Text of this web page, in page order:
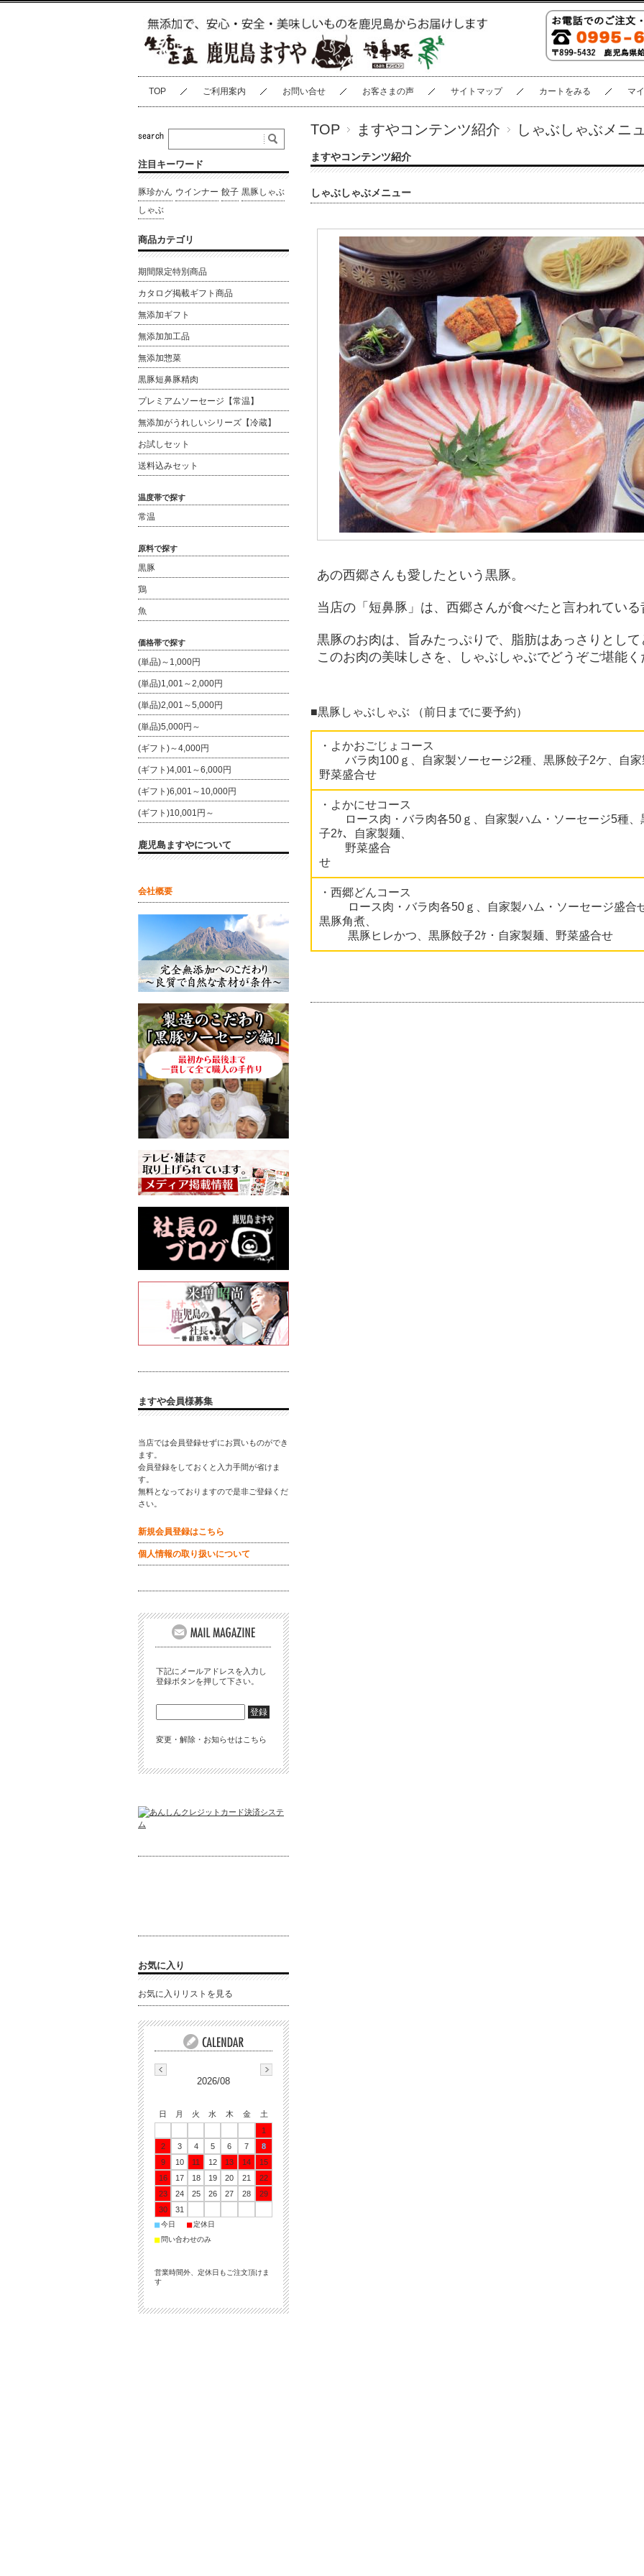
TOP ご利用案内 お問い合せ お客さまの声 サイトマップ カートをみる マ
TOP ますやコンテンツ紹介 しゃぶしゃぶメニ
ますやコンテンツ紹介
しゃぶしゃぶメニュー
あの西郷さんも愛したという黒豚。
当店の「短鼻豚」は、西郷さんが食べたと言われている
黒豚のお肉は、旨みたっぷりで、脂肪はあっさりとして
このお肉の美味しさを、しゃぶしゃぶでどうぞご堪能く
■黒豚しゃぶしゃぶ （前日までに要予約）
・よかおごじょコース
バラ肉100ｇ、自家製ソーセージ2種、黒豚餃子2ケ、自家
野菜盛合せ
・よかにせコース
ロース肉・バラ肉各50ｇ、自家製ハム・ソーセージ5種、
子2ｹ、自家製麺、
野菜盛合
・西郷どんコース
ロース肉・バラ肉各50ｇ、自家製ハム・ソーセージ盛合せ
黒豚角煮、
黒豚ヒレかつ、黒豚餃子2ｹ・自家製麺、野菜盛合せ
注目キーワード
豚珍かん ウインナー 餃子 黒豚しゃぶ
しゃぶ
商品カテゴリ
期間限定特別商品
カタログ掲載ギフト商品
無添加ギフト
無添加加工品
無添加惣菜
黒豚短鼻豚精肉
プレミアムソーセージ【常温】
無添加がうれしいシリーズ【冷蔵】
お試しセット
送料込みセット
温度帯で探す
常温
原料で探す
黒豚
鶏
魚
価格帯で探す
(単品)～1,000円
(単品)1,001～2,000円
(単品)2,001～5,000円
(単品)5,000円～
(ギフト)～4,000円
(ギフト)4,001～6,000円
(ギフト)6,001～10,000円
(ギフト)10,001円～
鹿児島ますやについて
会社概要
ますや会員様募集
当店では会員登録せずにお買いものができ
ます。
会員登録をしておくと入力手間が省けま
す。
無料となっておりますので是非ご登録くだ
さい。
新規会員登録はこちら
個人情報の取り扱いについて
下記にメールアドレスを入力し
登録ボタンを押して下さい。
変更・解除・お知らせはこちら
お気に入り
お気に入りリストを見る
2026/08
日 月 火 水 木 金
土
1
2
3 4 5 6 7
8
9
10 11 12 13 14
15
16
17 18 19 20 21
22
23
24 25 26 27 28
29
30
31
■今日 ■定休日
■ 問い合わせのみ
営業時間外、定休日もご注文頂けま
す